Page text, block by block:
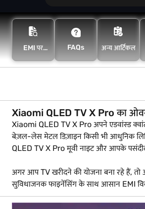
EMI पर
खरीदारी करें
FAQs अन्य आर्टिकल
Xiaomi QLED TV X Pro का
Xiaomi QLED TV X Pro अपने एडवांस्ड
बेज़ल-लेस मेटल डिज़ाइन किसी भी आधुनिक
QLED TV X Pro मूवी नाइट और आपके
अगर आप TV खरीदने की योजना बना रहे हैं,
सुविधाजनक फाइनेंसिंग के साथ आसान EMI